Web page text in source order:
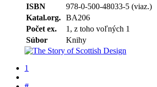
ISBN
978-0-500-48033-5 (viaz.)
Katal.org. BA206
Počet ex.
1, z toho voľných 1
Súbor
Knihy
1